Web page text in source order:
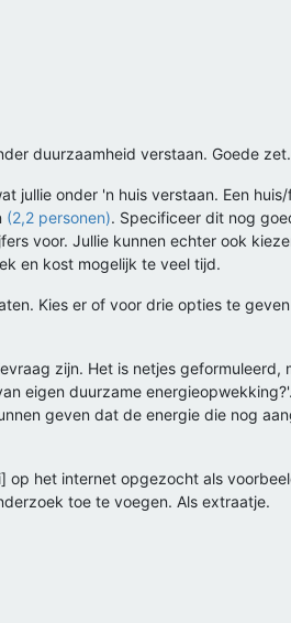
duurzaamheid verstaan. Goede zet.
jullie onder 'n huis verstaan. Een
(2,2 personen). Specificeer dit nog
voor. Jullie kunnen echter ook
en kost mogelijk te veel tijd.
Kies er of voor drie opties te
zijn. Het is netjes geformuleerd,
eigen duurzame
geven dat de energie die nog
op het internet opgezocht als
toe te voegen. Als extraatje.